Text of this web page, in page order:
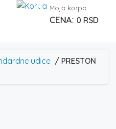
0 Moja korpa
0 RSD
udice / PRESTON